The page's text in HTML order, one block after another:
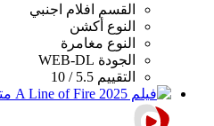
القسم
افلام اجنبي
النوع أكشن
النوع مغامرة
الجودة WEB-DL
التقييم 5.5 / 10